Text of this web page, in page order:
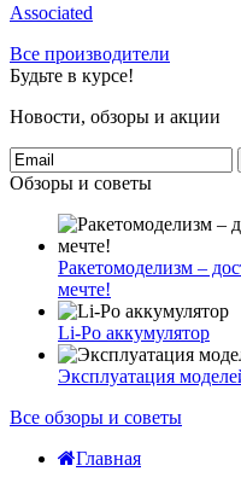
Associated
Все производители
Будьте в курсе!
Новости, обзоры и акции
Обзоры и советы
Ракетомоделизм –
мечте!
Li-Po аккумулятор
Эксплуатация
Все обзоры и советы
Главная